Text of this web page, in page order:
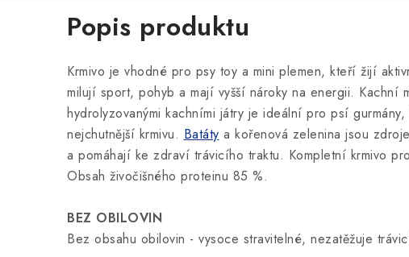
Popis produktu
Krmivo je vhodné pro psy toy a mini plemen, kteří žijí
milují sport, pohyb a mají vyšší nároky na energii. Kachní
hydrolyzovanými kachními játry je ideální pro psí
nejchutnější krmivu. Batáty a kořenová zelenina jsou
a pomáhají ke zdraví trávicího traktu. Kompletní krmivo
Obsah živočišného proteinu 85 %.
BEZ OBILOVIN
Bez obsahu obilovin - vysoce stravitelné, nezatěžuje